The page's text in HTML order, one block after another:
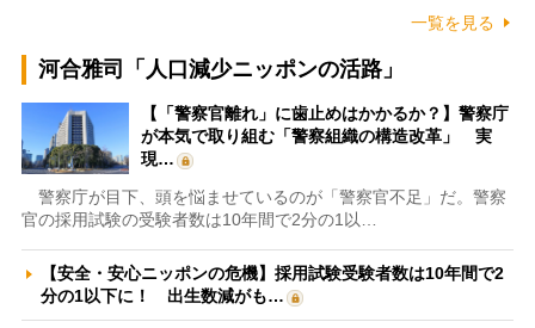
一覧を見る
河合雅司「人口減少ニッポンの活路」
【「警察官離れ」に歯止めはかかるか？】警察庁
が本気で取り組む「警察組織の構造改革」 実
現…
警察庁が目下、頭を悩ませているのが「警察官不足」だ。警察
官の採用試験の受験者数は10年間で2分の1以…
【安全・安心ニッポンの危機】採用試験受験者数は10年間で2
分の1以下に！ 出生数減がも…